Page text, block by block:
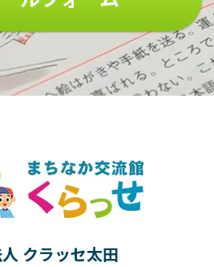
クラッセ太田